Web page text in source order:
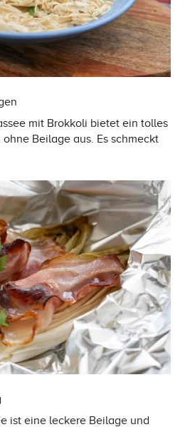
mit Brokkoli bietet ein tolles
Beilage aus. Es schmeckt
ist eine leckere Beilage und